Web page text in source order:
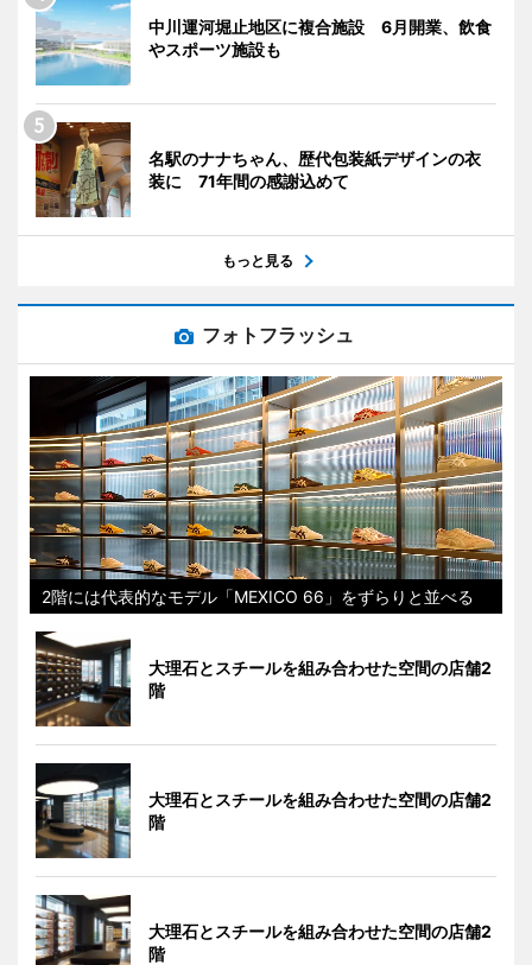
中川運河堀止地区に複合施設 6月開業、飲食
やスポーツ施設も
名駅のナナちゃん、歴代包装紙デザインの衣
装に 71年間の感謝込めて
もっと見る
フォトフラッシュ
2階には代表的なモデル「MEXICO 66」をずらりと並べる
大理石とスチールを組み合わせた空間の店舗2
階
大理石とスチールを組み合わせた空間の店舗2
階
大理石とスチールを組み合わせた空間の店舗2
階